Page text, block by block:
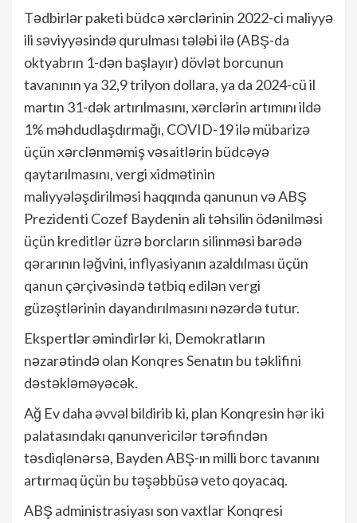
Tədbirlər paketi büdcə xərclərinin 2022-ci maliyyə
ili səviyyəsində qurulması tələbi ilə (ABŞ-da
oktyabrın 1-dən başlayır) dövlət borcunun
tavanının ya 32,9 trilyon dollara, ya da 2024-cü il
martın 31-dək artırılmasını, xərclərin artımını ildə
1% məhdudlaşdırmağı, COVID-19 ilə mübarizə
üçün xərclənməmiş vəsaitlərin büdcəyə
qaytarılmasını, vergi xidmətinin
maliyyələşdirilməsi haqqında qanunun və ABŞ
Prezidenti Cozef Baydenin ali təhsilin ödənilməsi
üçün kreditlər üzrə borcların silinməsi barədə
qərarının ləğvini, inflyasiyanın azaldılması üçün
qanun çərçivəsində tətbiq edilən vergi
güzəştlərinin dayandırılmasını nəzərdə tutur.
Ekspertlər əmindirlər ki, Demokratların
nəzarətində olan Konqres Senatın bu təklifini
dəstəkləməyəcək.
Ağ Ev daha əvvəl bildirib ki, plan Konqresin hər iki
palatasındakı qanunvericilər tərəfindən
təsdiqlənərsə, Bayden ABŞ-ın milli borc tavanını
artırmaq üçün bu təşəbbüsə veto qoyacaq.
ABŞ administrasiyası son vaxtlar Konqresi